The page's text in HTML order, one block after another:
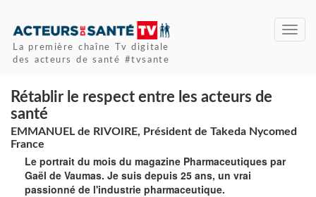
La première chaîne Tv digitale
des acteurs de santé #tvsante
Rétablir le respect entre les acteurs de
santé
EMMANUEL de RIVOIRE, Président de Takeda Nycomed
France
Le portrait du mois du magazine Pharmaceutiques par
Gaël de Vaumas. Je suis depuis 25 ans, un vrai
passionné de l'industrie pharmaceutique.